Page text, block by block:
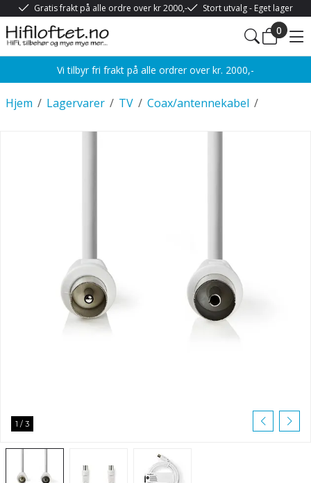
Gratis frakt på alle ordre over kr 2000,- Stort utvalg - Eget lager
0
Vi tilbyr fri frakt på alle ordrer over kr. 2000,-
/
Hjem /
Lagervarer /
TV /
Coax/antennekabel
1 / 3